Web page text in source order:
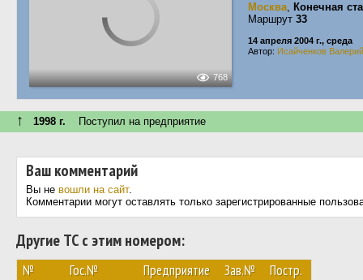
768
Москва, Конечная
Маршрут 33
14 апреля 2004 г., среда
Автор: Исайченков Валерий
↑ 1998 г. Поступил на предприятие
Ваш комментарий
Вы не вошли на сайт.
Комментарии могут оставлять только зарегистрированные
Другие ТС с этим номером:
№ Гос.№ Предприятие Зав.№ Постр.